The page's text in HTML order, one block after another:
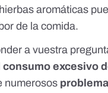
aromáticas
de la comida.
a vuestra
consumo excesivo
numerosos